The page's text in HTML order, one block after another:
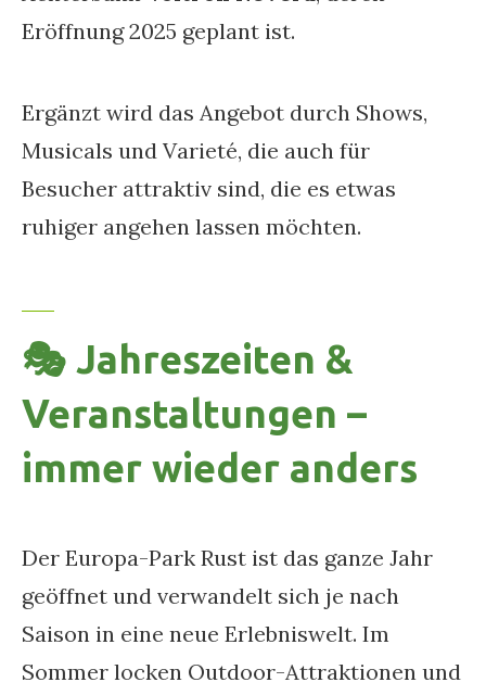
Eröffnung 2025 geplant ist.
Ergänzt wird das Angebot durch Shows,
Musicals und Varieté, die auch für
Besucher attraktiv sind, die es etwas
ruhiger angehen lassen möchten.
🎭 Jahreszeiten &
Veranstaltungen –
immer wieder anders
Der Europa-Park Rust ist das ganze Jahr
geöffnet und verwandelt sich je nach
Saison in eine neue Erlebniswelt. Im
Sommer locken Outdoor-Attraktionen und